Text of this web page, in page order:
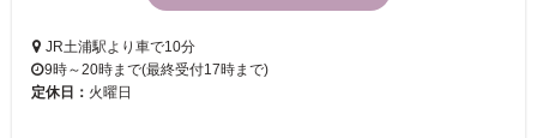
JR土浦駅より車で10分
9時～20時まで(最終受付17時まで)
定休日： 火曜日